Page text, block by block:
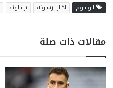
الوسوم اخبار برشلونة برشلونة
مقالات ذات صلة